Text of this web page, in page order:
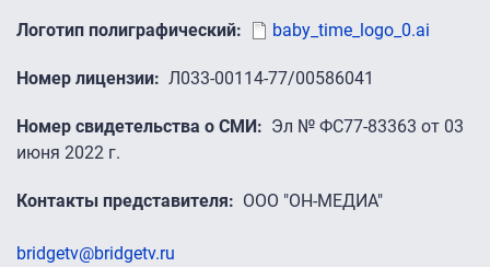
Логотип полиграфический baby_time_logo_0.ai
Номер лицензии Л033-00114-77/00586041
Номер свидетельства о СМИ
Эл № ФС77-83363 от 03
июня 2022 г.
Контакты представителя ООО "ОН-МЕДИА"
bridgetv@bridgetv.ru